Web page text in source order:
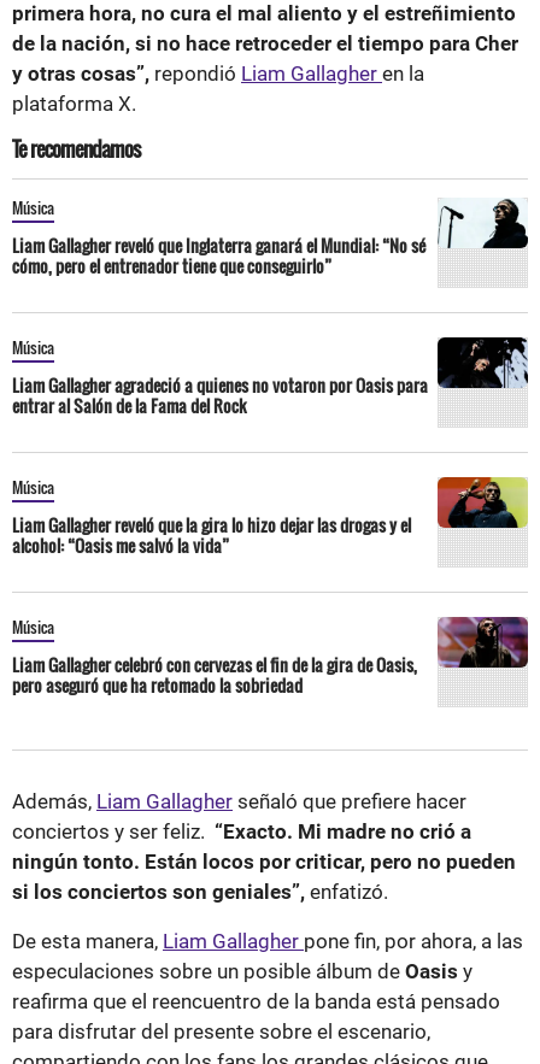
primera hora, no cura el mal aliento y el estreñimiento
de la nación, si no hace retroceder el tiempo para Cher
y otras cosas”, repondió Liam Gallagher en la
plataforma X.
Te recomendamos
Música
Liam Gallagher reveló que Inglaterra ganará el Mundial: “No sé
cómo, pero el entrenador tiene que conseguirlo”
Música
Liam Gallagher agradeció a quienes no votaron por Oasis para
entrar al Salón de la Fama del Rock
Música
Liam Gallagher reveló que la gira lo hizo dejar las drogas y el
alcohol: “Oasis me salvó la vida”
Música
Liam Gallagher celebró con cervezas el fin de la gira de Oasis,
pero aseguró que ha retomado la sobriedad
Además, Liam Gallagher señaló que prefiere hacer
conciertos y ser feliz. “Exacto. Mi madre no crió a
ningún tonto. Están locos por criticar, pero no pueden
si los conciertos son geniales”, enfatizó.
De esta manera, Liam Gallagher pone fin, por ahora, a las
especulaciones sobre un posible álbum de Oasis y
reafirma que el reencuentro de la banda está pensado
para disfrutar del presente sobre el escenario,